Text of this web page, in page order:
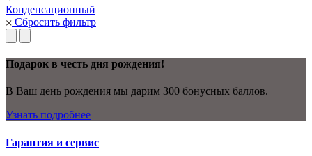
Конденсационный
Сбросить фильтр
Подарок в честь дня рождения!
В Ваш день рождения мы дарим 300 бонусных баллов.
Узнать подробнее
Гарантия и сервис